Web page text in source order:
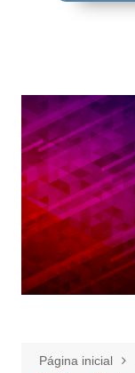
Página inicial